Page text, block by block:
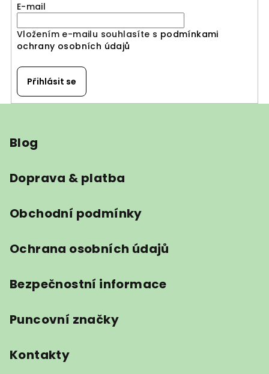
E-mail
Vložením e-mailu souhlasíte s podmínkami
ochrany osobních údajů
Přihlásit se
Blog
Doprava & platba
Obchodní podmínky
Ochrana osobních údajů
Bezpečnostní informace
Puncovní značky
Kontakty